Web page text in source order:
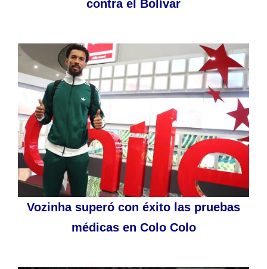
contra el Bolívar
Vozinha superó con éxito las pruebas
médicas en Colo Colo